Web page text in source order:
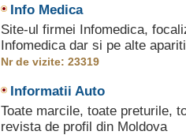
Info Medica
Site-ul firmei Infomedica,
Infomedica dar si pe alte
Nr de vizite: 23319
Informatii Auto
Toate marcile, toate preturile,
revista de profil din Moldova